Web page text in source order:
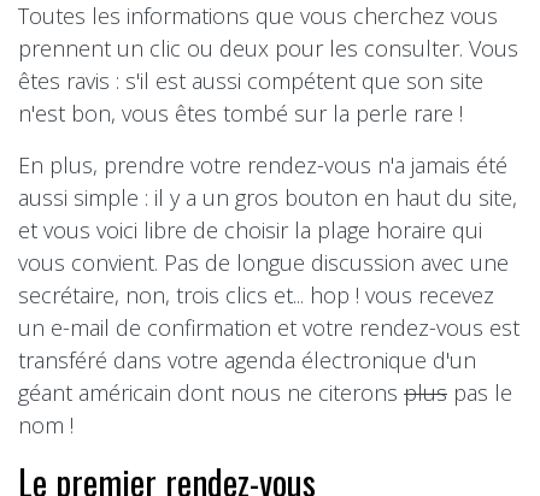
Toutes les informations que vous cherchez vous
prennent un clic ou deux pour les consulter. Vous
êtes ravis : s'il est aussi compétent que son site
n'est bon, vous êtes tombé sur la perle rare !
En plus, prendre votre rendez-vous n'a jamais été
aussi simple : il y a un gros bouton en haut du site,
et vous voici libre de choisir la plage horaire qui
vous convient. Pas de longue discussion avec une
secrétaire, non, trois clics et... hop ! vous recevez
un e-mail de confirmation et votre rendez-vous est
transféré dans votre agenda électronique d'un
géant américain dont nous ne citerons plus pas le
nom !
Le premier rendez-vous